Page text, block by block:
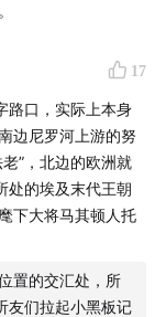
日有万机联合
上线，每周二，
领袖和创业者一
厘清商业世界背
17
路口，实际上本身
边尼罗河上游的努
”，北边的欧洲就
处的埃及末代王朝
下大将马其顿人托
置的交汇处，所
友们拉起小黑板记